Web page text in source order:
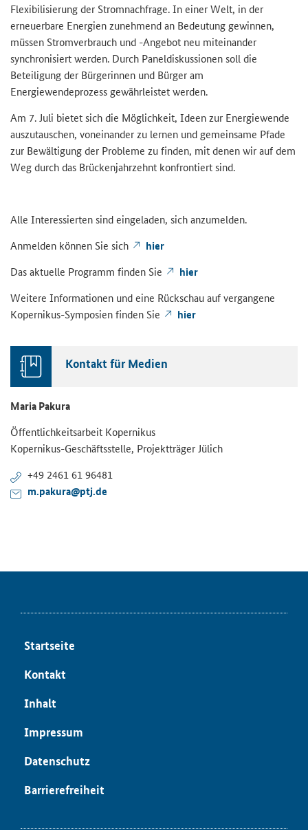
Flexibilisierung der Stromnachfrage. In einer Welt, in der
erneuerbare Energien zunehmend an Bedeutung gewinnen,
müssen Stromverbrauch und -Angebot neu miteinander
synchronisiert werden. Durch Paneldiskussionen soll die
Beteiligung der Bürgerinnen und Bürger am
Energiewendeprozess gewährleistet werden.
Am 7. Juli bietet sich die Möglichkeit, Ideen zur Energiewende
auszutauschen, voneinander zu lernen und gemeinsame Pfade
zur Bewältigung der Probleme zu finden, mit denen wir auf dem
Weg durch das Brückenjahrzehnt konfrontiert sind.
Alle Interessierten sind eingeladen, sich anzumelden.
Anmelden können Sie sich
hier
Das aktuelle Programm finden Sie hier
Weitere Informationen und eine Rückschau auf vergangene
Kopernikus-Symposien finden Sie
hier
Kontakt für Medien
Maria Pakura
Öffentlichkeitsarbeit Kopernikus
Kopernikus-Geschäftsstelle, Projektträger Jülich
+49 2461 61 96481
m.pakura@ptj.de
Startseite
Kontakt
Inhalt
Impressum
Datenschutz
Barrierefreiheit